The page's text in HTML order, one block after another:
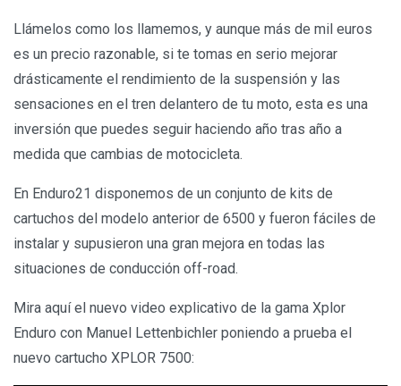
Llámelos como los llamemos, y aunque más de mil euros
es un precio razonable, si te tomas en serio mejorar
drásticamente el rendimiento de la suspensión y las
sensaciones en el tren delantero de tu moto, esta es una
inversión que puedes seguir haciendo año tras año a
medida que cambias de motocicleta.
En Enduro21 disponemos de un conjunto de kits de
cartuchos del modelo anterior de 6500 y fueron fáciles de
instalar y supusieron una gran mejora en todas las
situaciones de conducción off-road.
Mira aquí el nuevo video explicativo de la gama Xplor
Enduro con Manuel Lettenbichler poniendo a prueba el
nuevo cartucho XPLOR 7500: